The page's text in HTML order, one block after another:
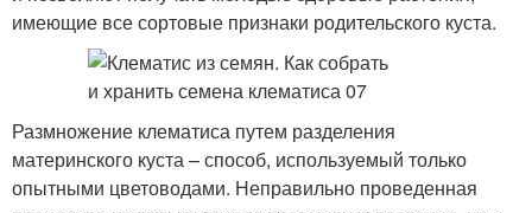
имеющие все сортовые признаки родительского куста.
Размножение клематиса путем разделения
материнского куста – способ, используемый только
опытными цветоводами. Неправильно проведенная